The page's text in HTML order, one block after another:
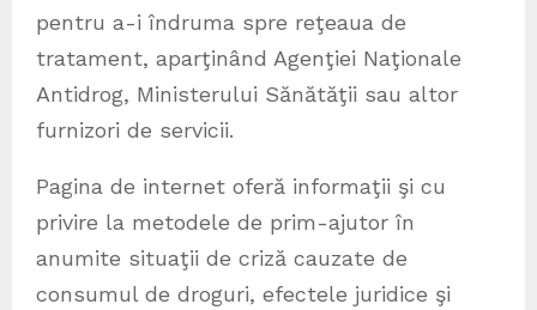
pentru a-i îndruma spre reţeaua de
tratament, aparţinând Agenţiei Naţionale
Antidrog, Ministerului Sănătăţii sau altor
furnizori de servicii.
Pagina de internet oferă informaţii şi cu
privire la metodele de prim-ajutor în
anumite situaţii de criză cauzate de
consumul de droguri, efectele juridice şi